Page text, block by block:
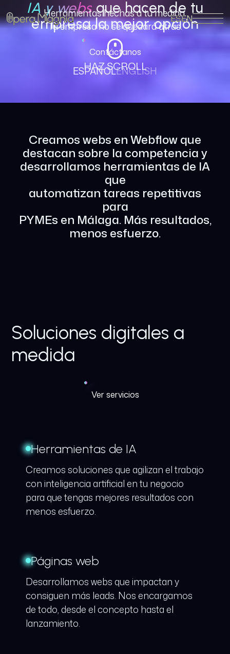
ESEN
IA y websque hacen de tu
empresa la mejor opción
Contáctanos
ESPAÑOLENGLISH
Herramientas hechas a tu medida.
Tu empresa no se quedará atrás.
HAZ SCROLL
Creamos webs en Webflow que
destacan sobre la competencia y
desarrollamos herramientas de IA
que
automatizan tareas repetitivas
para
PYMEs en Málaga. Más resultados,
menos esfuerzo.
Soluciones digitales a
medida
Ver servicios
Herramientas de IA
Creamos soluciones que agilizan el trabajo
con inteligencia artificial en tu negocio
para que tengas mejores resultados con
menos esfuerzo.
Páginas web
Desarrollamos webs que impactan y
consiguen más leads. Nos encargamos
de todo, desde el concepto hasta el
lanzamiento.